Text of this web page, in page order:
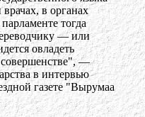
в органах
тогда
— или
овладеть
—
в интервью
газете "Вырумаа